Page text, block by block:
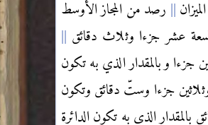
رصد من المجاز الأوسط
عشر جزءا وثلاث دقائق
جزءا وبالمقدار الذي به تكون
وثلاثين جزءا وستّ دقائق وتكون
الذي به تكون الدائرة